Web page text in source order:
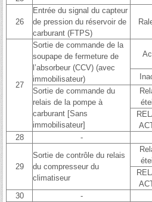
26
Entrée du signal du capteur
de pression du réservoir de
carburant (FTPS)
27
Sortie de commande de la
soupape de fermeture de
l’absorbeur (CCV) (avec
immobilisateur)
Sortie de commande du
relais de la pompe à
carburant [Sans
immobilisateur]
28
-
29
Sortie de contrôle du relais
du compresseur du
climatiseur
30
-